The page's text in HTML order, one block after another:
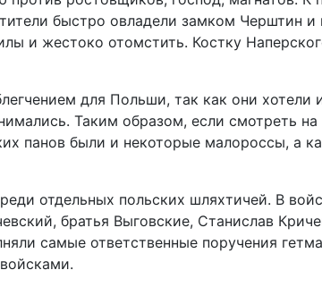
быстро овладели замком Черштин и
и жестоко отомстить. Костку
для Польши, так как они
Таким образом, если смотреть
панов были и некоторые малороссы, а
отдельных польских шляхтичей. В
братья Выговские, Станислав
самые ответственные поручения